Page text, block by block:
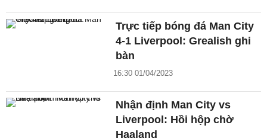
Trực tiếp bóng đá Man City
4-1 Liverpool: Grealish ghi
bàn
16:30 01/04/2023
Nhận định Man City vs
Liverpool: Hồi hộp chờ
Haaland